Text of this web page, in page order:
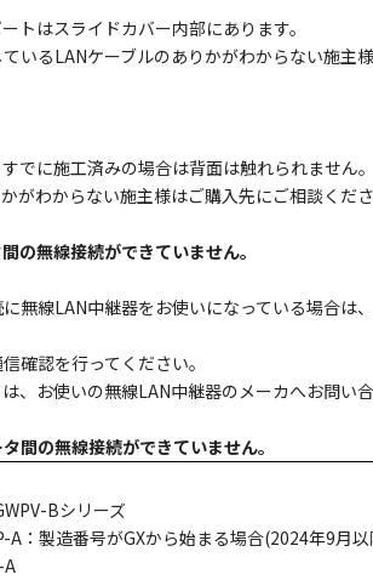
トはスライドカバー内部にあります。
いるLANケーブルのありかがわからない施主
でに施工済みの場合は背面は触れられません。
がわからない施主様はご購入先にご相談くださ
の無線接続ができていません。
無線LAN中継器をお使いになっている場合は
確認を行ってください。
お使いの無線LAN中継器のメーカへお問い合
間の無線接続ができていません。
Bシリーズ
A：製造番号がGXから始まる場合(2024年9月
A